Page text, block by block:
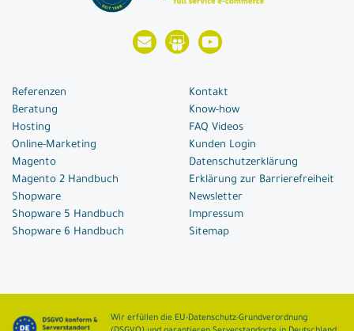
Referenzen
Beratung
Hosting
Online-Marketing
Magento
Magento 2 Handbuch
Shopware
Shopware 5 Handbuch
Shopware 6 Handbuch
Kontakt
Know-how
FAQ Videos
Kunden Login
Datenschutzerklärung
Erklärung zur Barrierefreiheit
Newsletter
Impressum
Sitemap
Wir erfüllen die EU-Datenschutz-Grundverordnung